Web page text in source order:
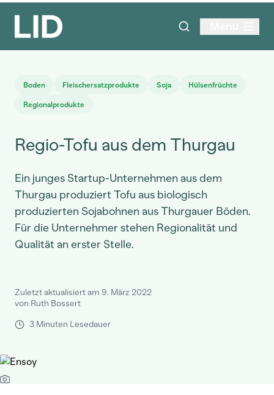
Boden Fleischersatzprodukte Soja Hülsenfrüchte
Regionalprodukte
Regio-Tofu aus dem Thurgau
Ein junges Startup-Unternehmen aus dem
Thurgau produziert Tofu aus biologisch
produzierten Sojabohnen aus Thurgauer Böden.
Für die Unternehmer stehen Regionalität und
Qualität an erster Stelle.
Zuletzt aktualisiert am 9. März 2022
von Ruth Bossert
3 Minuten Lesedauer